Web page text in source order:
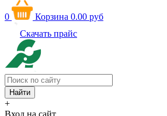
0 Корзина 0.00 руб
Скачать прайс
+
Вход на сайт